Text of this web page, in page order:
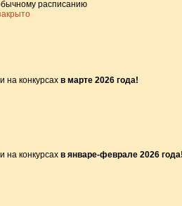
расписанию
на конкурсах в марте 2026 года!
на конкурсах в январе-феврале 2026